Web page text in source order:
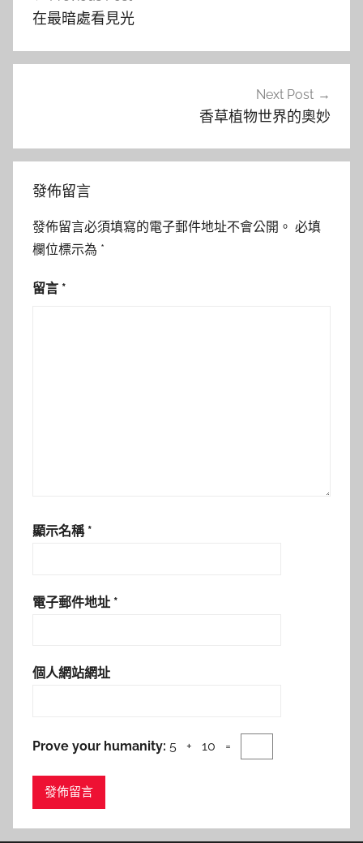
覽
在最暗處看見光
Next Post
香草植物世界的奧妙
發佈留言
發佈留言必須填寫的電子郵件地址不會公開。 必填
欄位標示為 *
留言 *
顯示名稱 *
電子郵件地址 *
個人網站網址
Prove your humanity: 5 + 10 =